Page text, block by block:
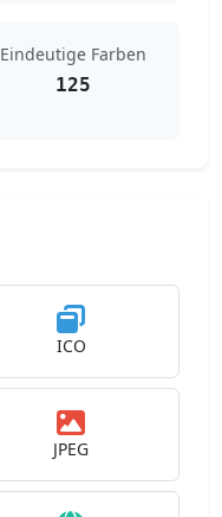
Eindeutige Farben
125
ICO
JPEG